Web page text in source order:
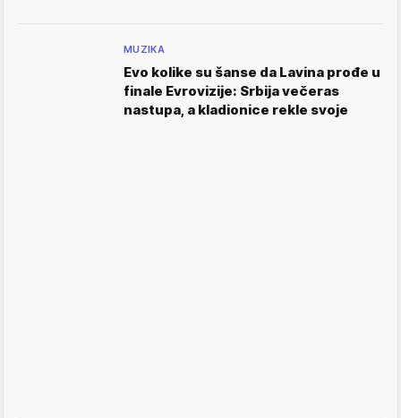
MUZIKA
Evo kolike su šanse da Lavina prođe u
finale Evrovizije: Srbija večeras
nastupa, a kladionice rekle svoje